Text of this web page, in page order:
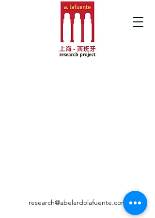
research@abelardolafuente.com